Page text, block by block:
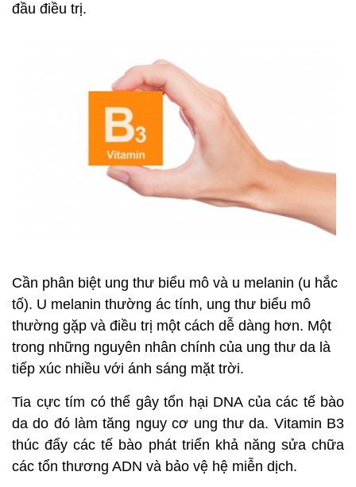
đầu điều trị.
Cần phân biệt ung thư biểu mô và u melanin (u hắc
tố). U melanin thường ác tính, ung thư biểu mô
thường gặp và điều trị một cách dễ dàng hơn. Một
trong những nguyên nhân chính của ung thư da là
tiếp xúc nhiều với ánh sáng mặt trời.
Tia cực tím có thể gây tổn hại DNA của các tế bào
da do đó làm tăng nguy cơ ung thư da. Vitamin B3
thúc đẩy các tế bào phát triển khả năng sửa chữa
các tổn thương ADN và bảo vệ hệ miễn dịch.